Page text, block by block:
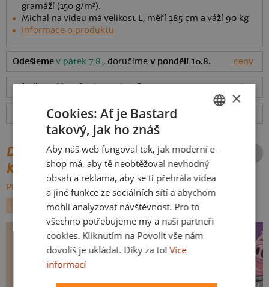
gramáží (150 g/m²).
Michal na videu má velikost L, měří 185 cm a váží 90 kg
Informace o produktu
Odešlemev pátek 7.8., doručímev pondělí 10.8. ceny
Tabulka velikostí: Jakou vybrat? rozměry
Hodnocení:4.84 ( 81recenzí)
DALŠÍ POTISKY ZE STEJNÉ
KATEGORIE
PROCHÁZET VŠE:
ZVÍŘÁTKA
LÁSKA PŘÍLEŽITOSTI
SLOVAK
×
Cookies: Ať je Bastard
takový, jak ho znáš
Aby náš web fungoval tak, jak moderní e-
shop má, aby tě neobtěžoval nevhodný
obsah a reklama, aby se ti přehrála videa
a jiné funkce ze sociálních sítí a abychom
mohli analyzovat návštěvnost. Pro to
všechno potřebujeme my a naši partneři
cookies. Kliknutím na Povolit vše nám
dovolíš je ukládat. Díky za to! Více
informací